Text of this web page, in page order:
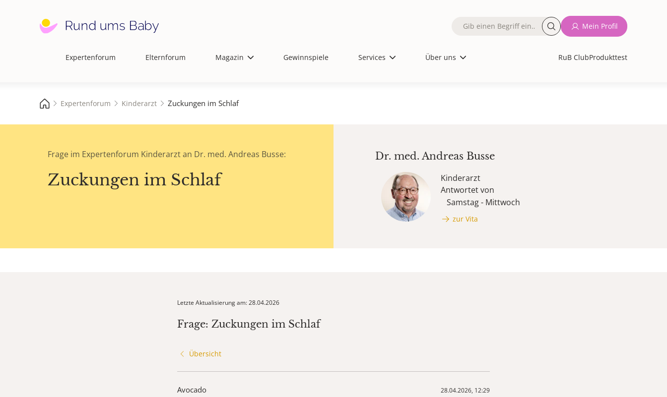
Hauptnavigation
Expertenforum Elternforum Magazin Gewinnspiele Services Über uns RuB ClubProdukttest
Fulltext
Mein Profil
Expertenforum Kinderarzt Zuckungen im Schlaf
Frage im Expertenforum Kinderarzt an Dr. med. Andreas Busse:
Zuckungen im Schlaf
Dr. med.Andreas Busse
Kinderarzt
Antwortet von
Samstag - Mittwoch
zur Vita
Letzte Aktualisierung am: 28.04.2026
Frage: Zuckungen im Schlaf
Übersicht
Avocado 28.04.2026, 12:29